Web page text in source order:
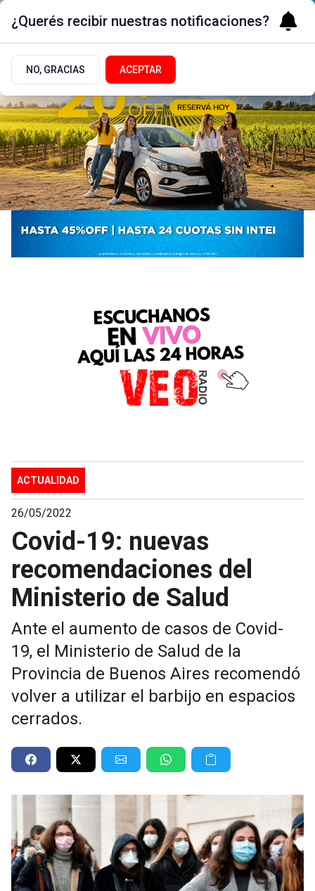
ACTUALIDAD
26/05/2022
Covid-19: nuevas
recomendaciones del
Ministerio de Salud
Ante el aumento de casos de Covid-
19, el Ministerio de Salud de la
Provincia de Buenos Aires recomendó
volver a utilizar el barbijo en espacios
cerrados.
¿Querés recibir nuestras notificaciones?
NO, GRACIAS ACEPTAR